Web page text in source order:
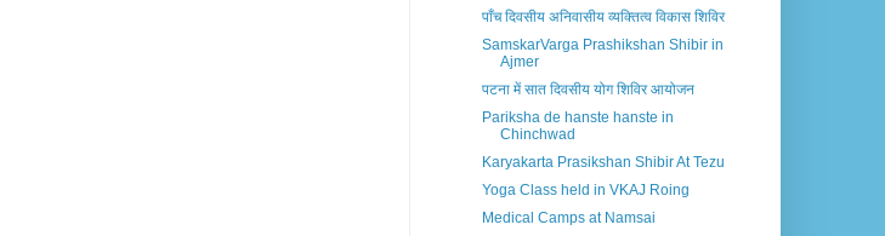
पाँच दिवसीय अनिवासीय व्यक्तित्व विकास शिविर
SamskarVarga Prashikshan Shibir in
Ajmer
पटना में सात दिवसीय योग शिविर आयोजन
Pariksha de hanste hanste in
Chinchwad
Karyakarta Prasikshan Shibir At Tezu
Yoga Class held in VKAJ Roing
Medical Camps at Namsai